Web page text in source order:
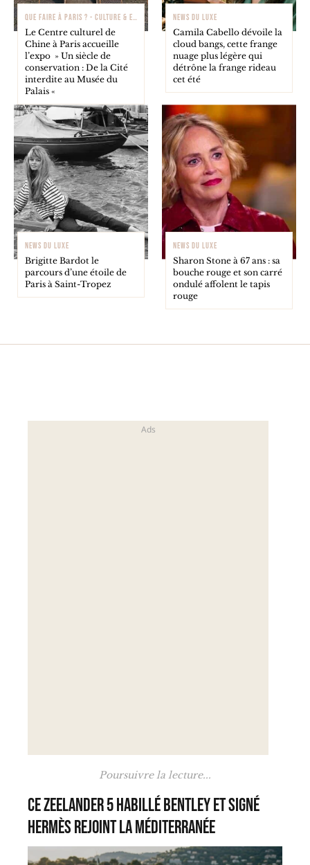
QUE FAIRE À PARIS ? - CULTURE & EXPOSITIONS
Le Centre culturel de
Chine à Paris accueille
l’expo » Un siècle de
conservation : De la Cité
interdite au Musée du
Palais «
NEWS DU LUXE
Camila Cabello dévoile la
cloud bangs, cette frange
nuage plus légère qui
détrône la frange rideau
cet été
NEWS DU LUXE
Brigitte Bardot le
parcours d’une étoile de
Paris à Saint-Tropez
NEWS DU LUXE
Sharon Stone à 67 ans : sa
bouche rouge et son carré
ondulé affolent le tapis
rouge
Poursuivre la lecture...
Ce Zeelander 5 habillé Bentley et signé
Hermès rejoint la Méditerranée